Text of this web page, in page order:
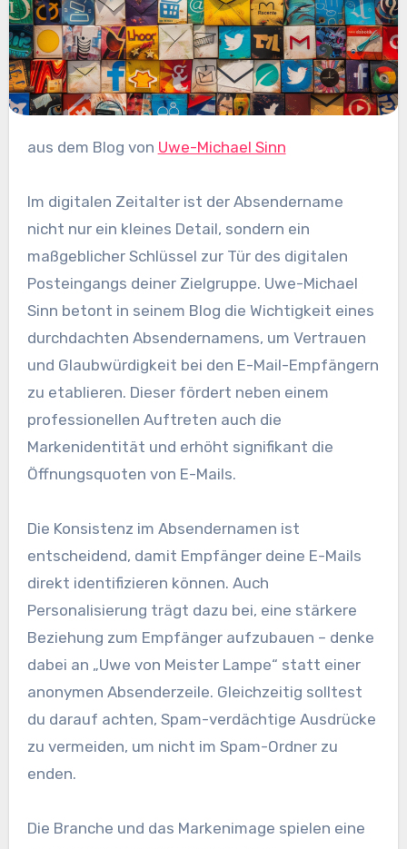
aus dem Blog von Uwe-Michael Sinn
Im digitalen Zeitalter ist der Absendername
nicht nur ein kleines Detail, sondern ein
maßgeblicher Schlüssel zur Tür des digitalen
Posteingangs deiner Zielgruppe. Uwe-Michael
Sinn betont in seinem Blog die Wichtigkeit eines
durchdachten Absendernamens, um Vertrauen
und Glaubwürdigkeit bei den E-Mail-Empfängern
zu etablieren. Dieser fördert neben einem
professionellen Auftreten auch die
Markenidentität und erhöht signifikant die
Öffnungsquoten von E-Mails.
Die Konsistenz im Absendernamen ist
entscheidend, damit Empfänger deine E-Mails
direkt identifizieren können. Auch
Personalisierung trägt dazu bei, eine stärkere
Beziehung zum Empfänger aufzubauen – denke
dabei an „Uwe von Meister Lampe“ statt einer
anonymen Absenderzeile. Gleichzeitig solltest
du darauf achten, Spam-verdächtige Ausdrücke
zu vermeiden, um nicht im Spam-Ordner zu
enden.
Die Branche und das Markenimage spielen eine